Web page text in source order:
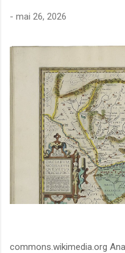
- mai 26, 2026
commons.wikimedia.org